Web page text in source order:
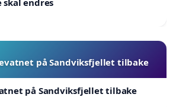
på Sandviksfjellet tilbake
på Sandviksfjellet tilbake